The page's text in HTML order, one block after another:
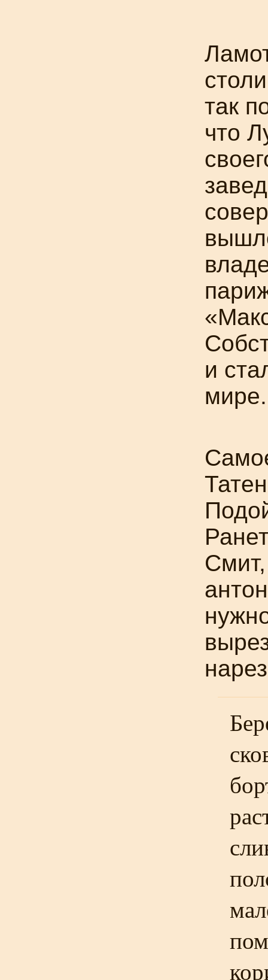
так
что
и
мире.